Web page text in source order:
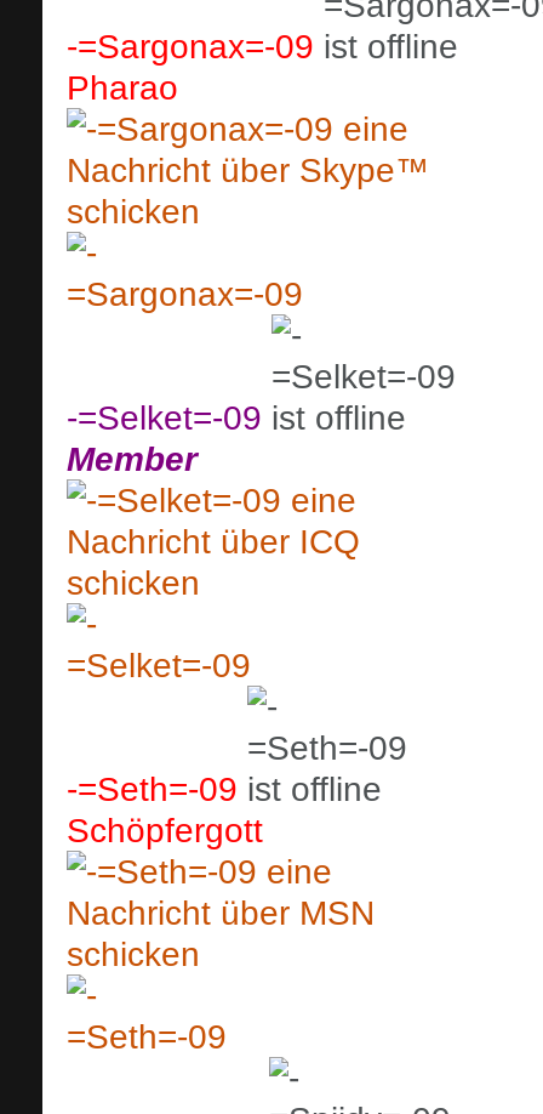
-=Sargonax=-09
Pharao
-=Selket=-09
Member
-=Seth=-09
Schöpfergott